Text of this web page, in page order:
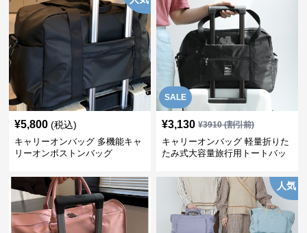
¥5,800 (税込)
キャリーオンバッグ 多機能キャ
リーオンボストンバッグ
SALE
¥3,130 ¥3910(割引前)
キャリーオンバッグ 軽量折りた
たみ式大容量旅行用トートバッ
人気